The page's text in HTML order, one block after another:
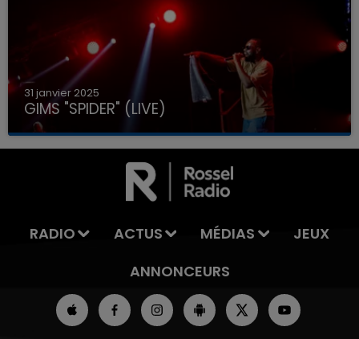
31 janvier 2025
GIMS "SPIDER" (LIVE)
RADIO ACTUS MÉDIAS
JEUX
ANNONCEURS